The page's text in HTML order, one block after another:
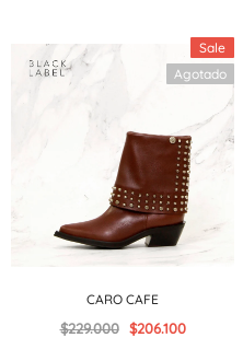
Sale
Agotado
CARO CAFE
$229.000 $206.100